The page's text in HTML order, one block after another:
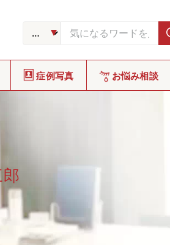
症例写真 お悩み相談